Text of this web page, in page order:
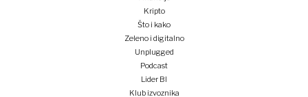
Kripto
Što i kako
Zeleno i digitalno
Unplugged
Podcast
Lider BI
Klub izvoznika